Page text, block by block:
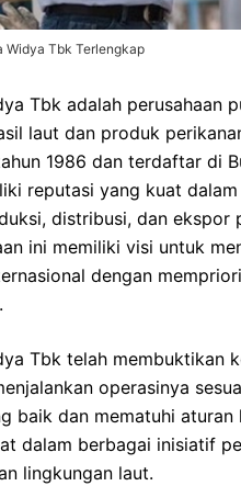
Widya Tbk Terlengkap
Tbk adalah perusahaan
laut dan produk
1986 dan terdaftar di
reputasi yang kuat
distribusi, dan
ini memiliki visi untuk
dengan
Tbk telah membuktikan
operasinya
baik dan mematuhi
dalam berbagai inisiatif
lingkungan laut.